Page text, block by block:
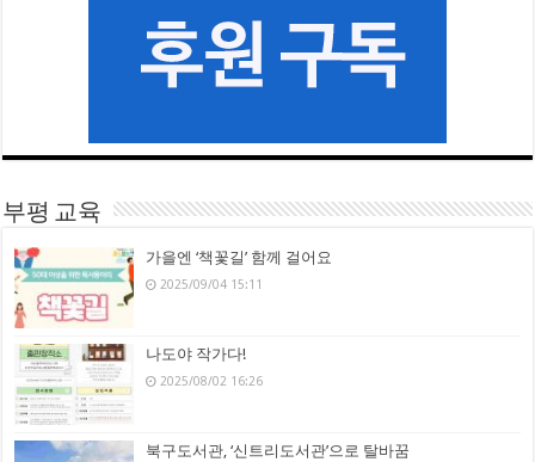
부평 교육
가을엔 ‘책꽃길’ 함께 걸어요
2025/09/04 15:11
나도야 작가다!
2025/08/02 16:26
북구도서관, ‘신트리도서관’으로 탈바꿈